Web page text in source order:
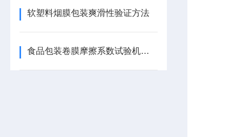
软塑料烟膜包装爽滑性验证方法
食品包装卷膜摩擦系数试验机技术参数